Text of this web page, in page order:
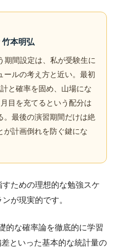
竹本明弘
期間設定は、私が受験生に
ールの考え方と近い。最初
と確率を固め、山場にな
目を充てるという配分は
。最後の演習期間だけは絶
が計画倒れを防ぐ鍵にな
ための理想的な勉強スケ
が現実的です。
的な確率論を徹底的に学習
といった基本的な統計量の